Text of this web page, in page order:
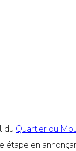
du Quartier du
étape en